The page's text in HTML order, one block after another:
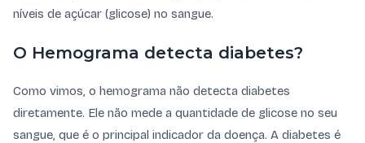
níveis de açúcar (glicose) no sangue.
O Hemograma detecta diabetes?
Como vimos, o hemograma não detecta diabetes
diretamente. Ele não mede a quantidade de glicose no seu
sangue, que é o principal indicador da doença. A diabetes é